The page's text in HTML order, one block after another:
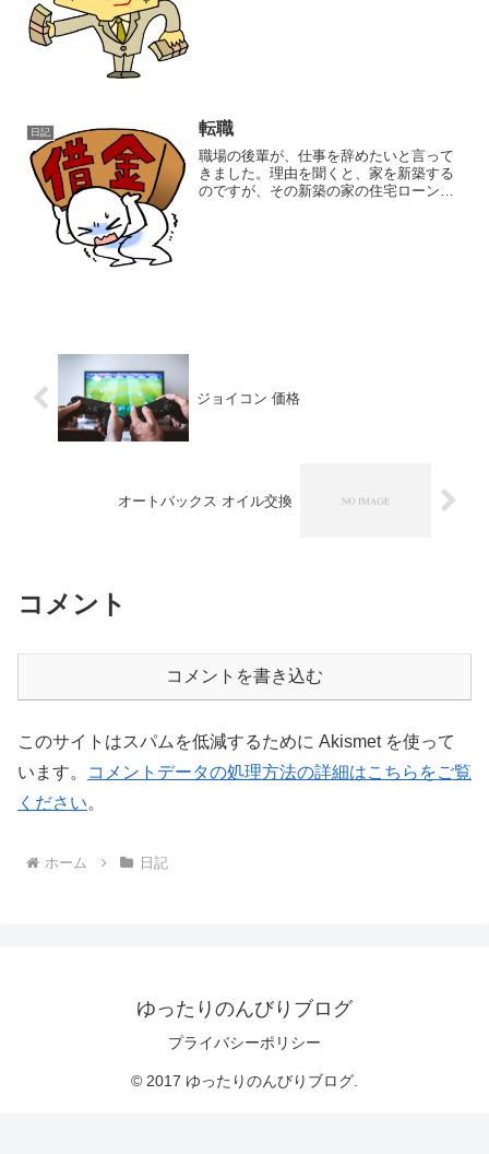
日記 転職
職場の後輩が、仕事を辞めたいと言って
きました。理由を聞くと、家を新築する
のですが、その新築の家の住宅ローンを
ジョイコン 価格
オートバックス オイル交換
コメント
コメントを書き込む
このサイトはスパムを低減するために Akismet を使って
います。
コメントデータの処理方法の詳細はこちらをご覧
ください。
ホーム 日記
ゆったりのんびりブログ
プライバシーポリシー
© 2017 ゆったりのんびりブログ.